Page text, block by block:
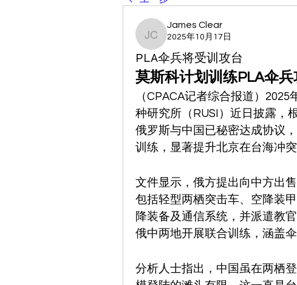
James Clear
James Clear
2025年10月17日
PLA伞兵将受训攻台
莫斯科计划训练PLA伞兵
（CPACA记者综合报道）
种研究所（RUSI）近日披露，
俄罗斯与中国已秘密达成协议
训练，显著提升北京在台海冲突
文件显示，俄方提出向中方出
包括轻型两栖突击车、空降装
降装备及通信系统，并派遣教
俄中两地开展联合训练，涵盖
分析人士指出，中国虽在两栖